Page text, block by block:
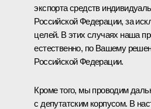
экспорта средств
Российской Федерации, за
целей. В этих случаях наша
естественно, по Вашему
Российской Федерации.
Кроме того, мы проводим
с депутатским корпусом. В